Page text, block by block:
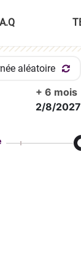
aléatoire
+ 6 mois
2/8/2027